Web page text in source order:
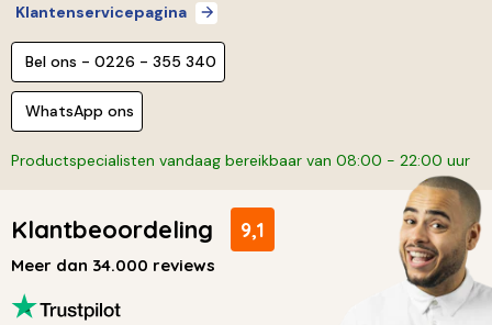
Klantenservicepagina
Bel ons - 0226 - 355 340
WhatsApp ons
Productspecialisten vandaag bereikbaar van 08:00 - 22:00 uur
Klantbeoordeling 9,1
Meer dan 34.000 reviews